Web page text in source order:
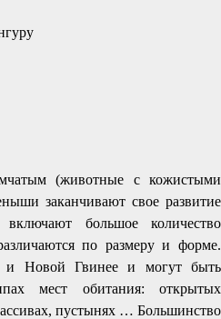
(животные с кожистыми
заканчивают свое развитие
большое количество
по размеру и форме.
Новой Гвинее и могут быть
мест обитания: открытых
пустынях … Большинство